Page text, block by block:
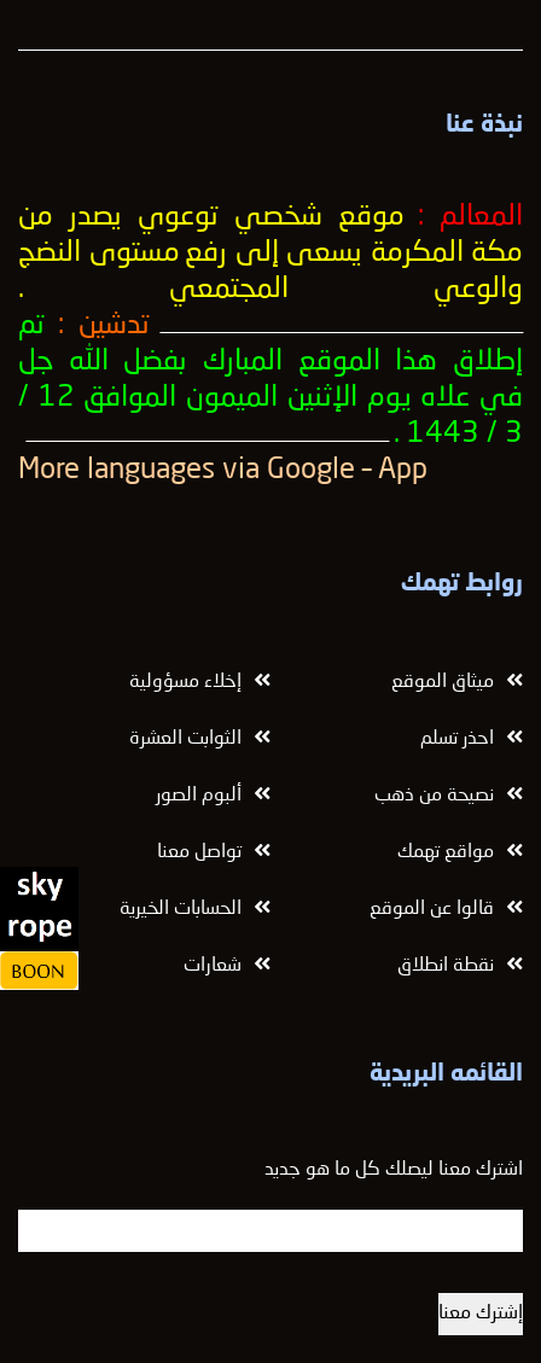
نبذة عنا
المعالم : موقع شخصي توعوي يصدر من
مكة المكرمة يسعى إلى رفع مستوى النضج
والوعي المجتمعي .
ــــــــــــــــــــــــــــــــــــــــــــــــــــــــــــــــــــــــــــــــــــــــــــــــــــ تدشين : تم
إطلاق هذا الموقع المبارك بفضل الله جل
في علاه يوم الإثنين الميمون الموافق 12 /
3 / 1443 .
ــــــــــــــــــــــــــــــــــــــــــــــــــــــــــــــــــــــــــــــــــــــــــــــــــــ
روابط تهمك
ميثاق الموقع إخلاء مسؤولية
احذر تسلم الثوابت العشرة
نصيحة من ذهب ألبوم الصور
مواقع تهمك تواصل معنا
قالوا عن الموقع الحسابات الخيرية
نقطة انطلاق شعارات
القائمه البريدية
اشترك معنا ليصلك كل ما هو جديد